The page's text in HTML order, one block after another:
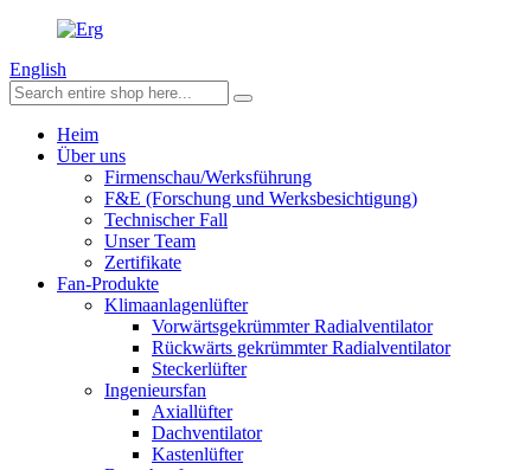
English
Heim
Über uns
Firmenschau/Werksführung
F&E (Forschung und Werksbesichtigung)
Technischer Fall
Unser Team
Zertifikate
Fan-Produkte
Klimaanlagenlüfter
Vorwärtsgekrümmter Radialventilator
Rückwärts gekrümmter Radialventilator
Steckerlüfter
Ingenieursfan
Axiallüfter
Dachventilator
Kastenlüfter